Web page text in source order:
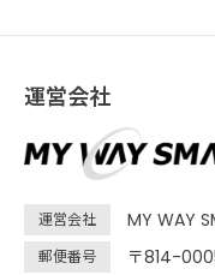
運営会社
運営会社 MY WAY
郵便番号 〒814-